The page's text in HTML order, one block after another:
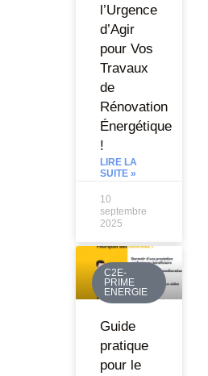
l’Urgence
d’Agir
pour Vos
Travaux
de
Rénovation
Énergétique
!
LIRE LA
SUITE »
10
septembre
2025
C2E-
PRIME
ENERGIE
Guide
pratique
pour le